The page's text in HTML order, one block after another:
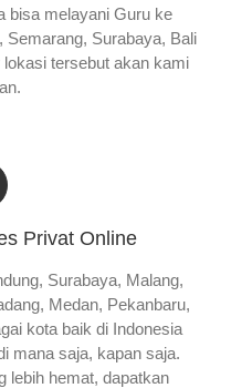
bisa melayani Guru ke
Semarang, Surabaya, Bali
tersebut akan kami
Privat Online
Surabaya, Malang,
Medan, Pekanbaru,
kota baik di Indonesia
mana saja, kapan saja.
lebih hemat, dapatkan